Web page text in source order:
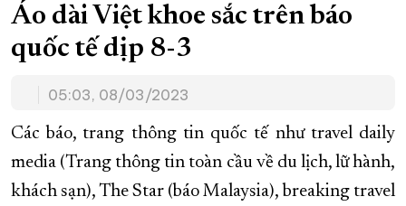
THẾ GIỚI MULTIMEDIA VIDEO ĐỌC BÁO ONLINE
PODCAST THÔNG TIN - QUẢNG CÁO
TRƯỜNG SA BIỂN ĐẢO QUÊ HƯƠNG
CHUNG TAY CẢI CÁCH HÀNH CHÍNH
XÂY DỰNG NÔNG THÔN MỚI LỊCH CẮT ĐIỆN
TÀU - XE - MÁY BAY
Áo dài Việt khoe sắc trên báo
quốc tế dịp 8-3
05:03, 08/03/2023
Các báo, trang thông tin quốc tế như travel daily
media (Trang thông tin toàn cầu về du lịch, lữ hành,
khách sạn), The Star (báo Malaysia), breaking travel